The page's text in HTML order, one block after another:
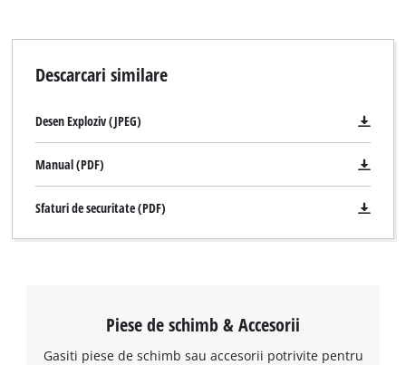
Descarcari similare
Desen Exploziv (JPEG)
Manual (PDF)
Sfaturi de securitate (PDF)
Piese de schimb & Accesorii
Gasiti piese de schimb sau accesorii potrivite pentru